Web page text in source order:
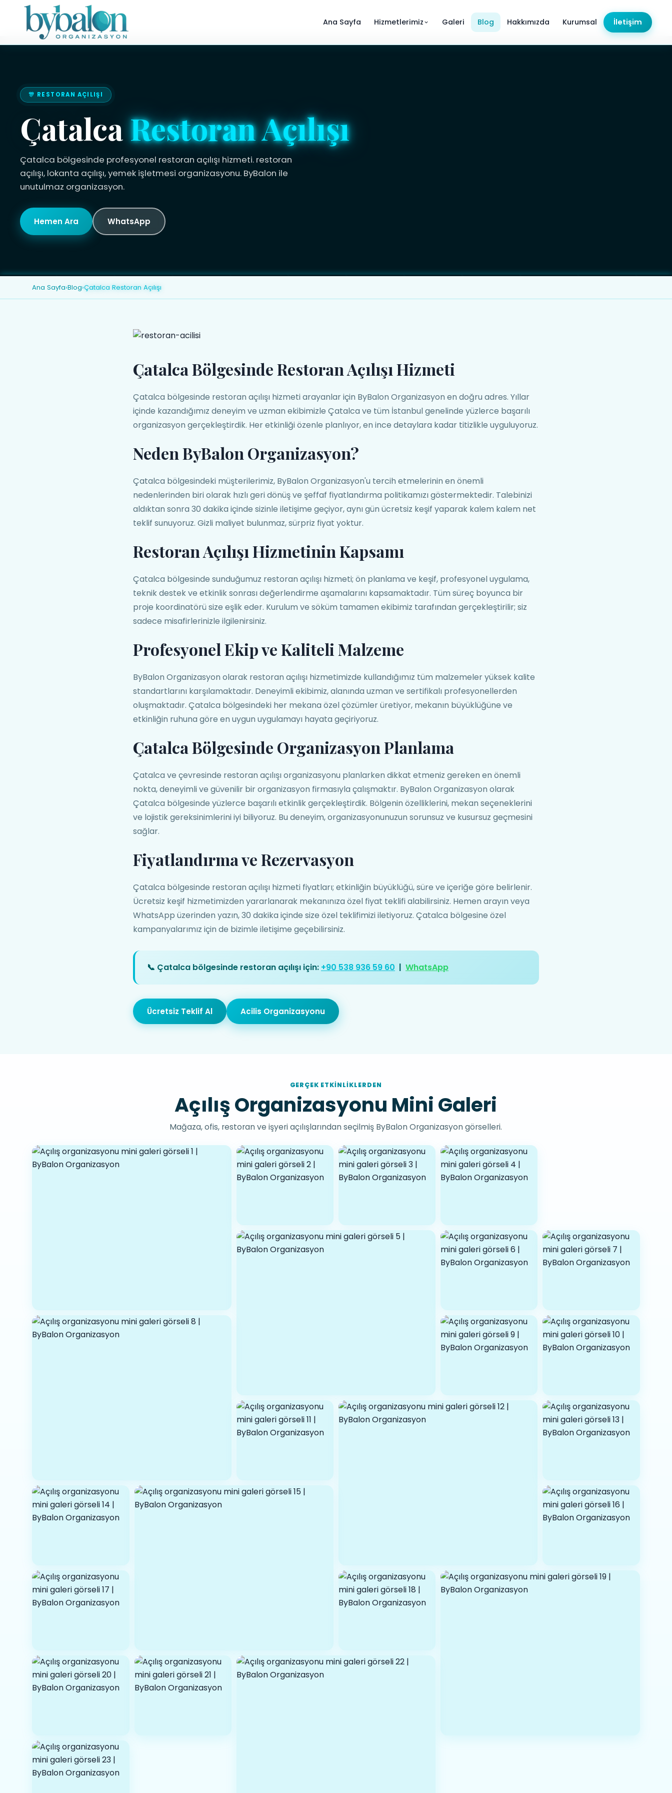
Ana Sayfa Hizmetlerimiz Galeri Blog Hakkımızda Kurumsal İletişim
🎊 RESTORAN AÇILIŞI
ÇatalcaRestoran Açılışı
Çatalca bölgesinde profesyonel restoran açılışı hizmeti. restoran
açılışı, lokanta açılışı, yemek işletmesi organizasyonu. ByBalon ile
unutulmaz organizasyon.
Hemen Ara WhatsApp
Ana Sayfa›Blog›Çatalca Restoran Açılışı
Çatalca Bölgesinde Restoran Açılışı Hizmeti
Çatalca bölgesinde restoran açılışı hizmeti arayanlar için ByBalon Organizasyon en doğru adres. Yıllar
içinde kazandığımız deneyim ve uzman ekibimizle Çatalca ve tüm İstanbul genelinde yüzlerce başarılı
organizasyon gerçekleştirdik. Her etkinliği özenle planlıyor, en ince detaylara kadar titizlikle uyguluyoruz.
Neden ByBalon Organizasyon?
Çatalca bölgesindeki müşterilerimiz, ByBalon Organizasyon'u tercih etmelerinin en önemli
nedenlerinden biri olarak hızlı geri dönüş ve şeffaf fiyatlandırma politikamızı göstermektedir. Talebinizi
aldıktan sonra 30 dakika içinde sizinle iletişime geçiyor, aynı gün ücretsiz keşif yaparak kalem kalem net
teklif sunuyoruz. Gizli maliyet bulunmaz, sürpriz fiyat yoktur.
Restoran Açılışı Hizmetinin Kapsamı
Çatalca bölgesinde sunduğumuz restoran açılışı hizmeti; ön planlama ve keşif, profesyonel uygulama,
teknik destek ve etkinlik sonrası değerlendirme aşamalarını kapsamaktadır. Tüm süreç boyunca bir
proje koordinatörü size eşlik eder. Kurulum ve söküm tamamen ekibimiz tarafından gerçekleştirilir; siz
sadece misafirlerinizle ilgilenirsiniz.
Profesyonel Ekip ve Kaliteli Malzeme
ByBalon Organizasyon olarak restoran açılışı hizmetimizde kullandığımız tüm malzemeler yüksek kalite
standartlarını karşılamaktadır. Deneyimli ekibimiz, alanında uzman ve sertifikalı profesyonellerden
oluşmaktadır. Çatalca bölgesindeki her mekana özel çözümler üretiyor, mekanın büyüklüğüne ve
etkinliğin ruhuna göre en uygun uygulamayı hayata geçiriyoruz.
Çatalca Bölgesinde Organizasyon Planlama
Çatalca ve çevresinde restoran açılışı organizasyonu planlarken dikkat etmeniz gereken en önemli
nokta, deneyimli ve güvenilir bir organizasyon firmasıyla çalışmaktır. ByBalon Organizasyon olarak
Çatalca bölgesinde yüzlerce başarılı etkinlik gerçekleştirdik. Bölgenin özelliklerini, mekan seçeneklerini
ve lojistik gereksinimlerini iyi biliyoruz. Bu deneyim, organizasyonunuzun sorunsuz ve kusursuz geçmesini
sağlar.
Fiyatlandırma ve Rezervasyon
Çatalca bölgesinde restoran açılışı hizmeti fiyatları; etkinliğin büyüklüğü, süre ve içeriğe göre belirlenir.
Ücretsiz keşif hizmetimizden yararlanarak mekanınıza özel fiyat teklifi alabilirsiniz. Hemen arayın veya
WhatsApp üzerinden yazın, 30 dakika içinde size özel teklifimizi iletiyoruz. Çatalca bölgesine özel
kampanyalarımız için de bizimle iletişime geçebilirsiniz.
📞 Çatalca bölgesinde restoran açılışı için: +90 538 936 59 60 | WhatsApp
Ücretsiz Teklif Al Acilis Organizasyonu
GERÇEK ETKINLIKLERDEN
Açılış Organizasyonu Mini Galeri
Mağaza, ofis, restoran ve işyeri açılışlarından seçilmiş ByBalon Organizasyon görselleri.